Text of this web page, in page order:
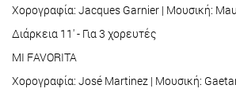
Χορογραφία: Jacques Garnier | Μουσική:
Διάρκεια 11' - Για 3 χορευτές
MI FAVORITA
Χορογραφία: José Martinez | Μουσική: